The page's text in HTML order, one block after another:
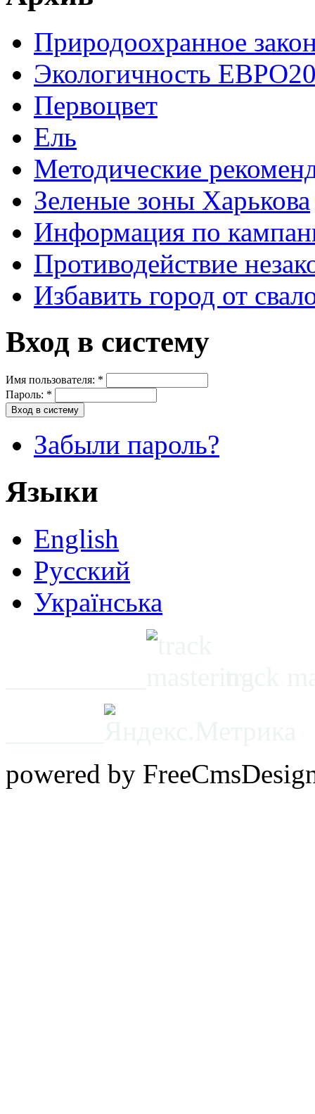
Природоохранное
Экологичность
Первоцвет
Ель
Методические
Зеленые зоны Харькова
Информация по
Противодействие
Избавить город от
Вход в систему
Имя пользователя: *
Пароль: *
Забыли пароль?
Языки
English
Русский
Українська
powered by